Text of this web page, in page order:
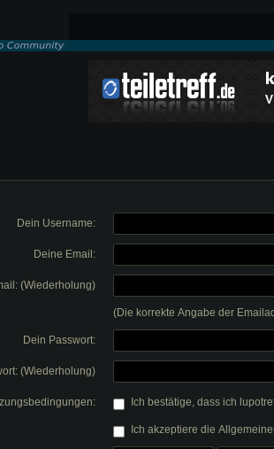
Dein Username:
Deine Email:
(Wiederholung)
(Die korrekte Angabe der
Dein Passwort:
(Wiederholung)
Ich bestätige, dass ich
Ich akzeptiere die